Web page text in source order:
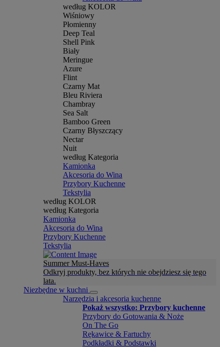
według KOLOR
Wiśniowy
Płomienny
Deep Teal
Shell Pink
Biały
Meringue
Azure
Flint
Czarny Mat
Bleu Riviera
Chambray
Sea Salt
Bamboo Green
Czarny Błyszczący
Nectar
Nuit
według Kategoria
Kamionka
Akcesoria do Wina
Przybory Kuchenne
Tekstylia
według KOLOR
według Kategoria
Kamionka
Akcesoria do Wina
Przybory Kuchenne
Tekstylia
Summer Must-Haves
Odkryj produkty, bez których nie obejdziesz się tego
lata.
Niezbędne w kuchni
Narzędzia i akcesoria kuchenne
Pokaż wszystko: Przybory kuchenne
Przybory do Gotowania & Noże
On The Go
Rękawice & Fartuchy
Podkładki & Podstawki